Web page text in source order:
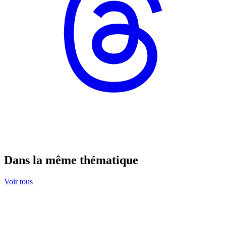
Dans la même thématique
Voir tous